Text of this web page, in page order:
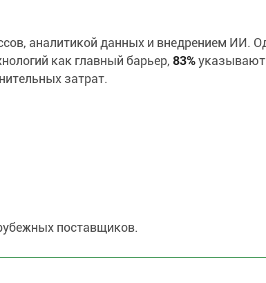
аналитикой данных и внедрением ИИ.
как главный барьер, 83%указывают
затрат.
поставщиков.